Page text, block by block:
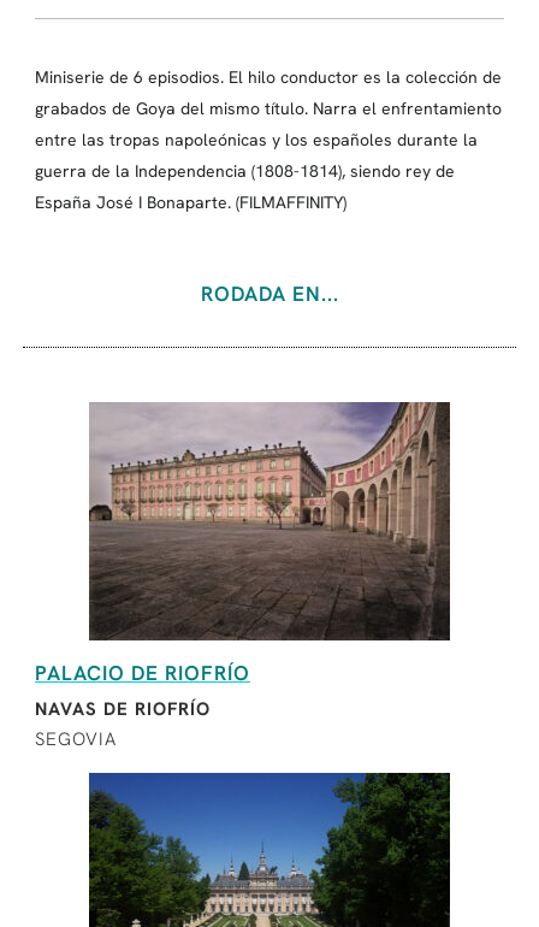
Miniserie de 6 episodios. El hilo conductor es la colección de
grabados de Goya del mismo título. Narra el enfrentamiento
entre las tropas napoleónicas y los españoles durante la
guerra de la Independencia (1808-1814), siendo rey de
España José I Bonaparte. (FILMAFFINITY)
RODADA EN...
PALACIO DE RIOFRÍO
NAVAS DE RIOFRÍO
SEGOVIA